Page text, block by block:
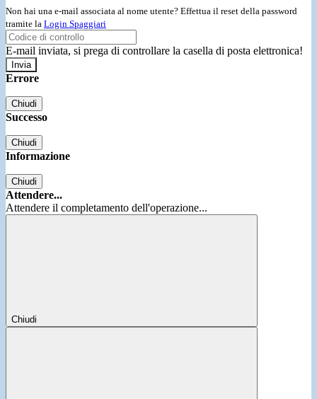
Non hai una e-mail associata al nome utente? Effettua il reset della password
tramite la Login Spaggiari
E-mail inviata, si prega di controllare la casella di posta elettronica!
Errore
Chiudi
Successo
Chiudi
Informazione
Chiudi
Attendere...
Attendere il completamento dell'operazione...
Chiudi